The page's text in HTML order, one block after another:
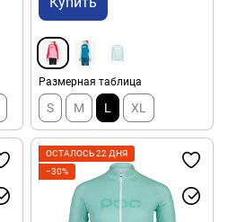
Размерная таблица
S M L XL
ОСТАЛОСЬ 22 ДНЯ
−30%